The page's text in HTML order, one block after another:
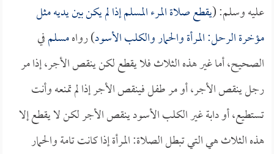
عليه وسلم: (يقطع صلاة المرء المسلم إذا لم يكن بين يديه مثل
مؤخرة الرحل: المرأة والحمار والكلب الأسود) رواهمسلمفي
الصحيح، أما غير هذه الثلاث فلا يقطع لكن ينقص الأجر، إذا مر
رجل ينقص الأجر، أو مر طفل فينقص الأجر إذا لم تمنعه وأنت
تستطيع، أو دابة غير الكلب الأسود ينقص الأجر لكن لا يقطع إلا
هذه الثلاث هي التي تبطل الصلاة: المرأة إذا كانت تامة والحمار